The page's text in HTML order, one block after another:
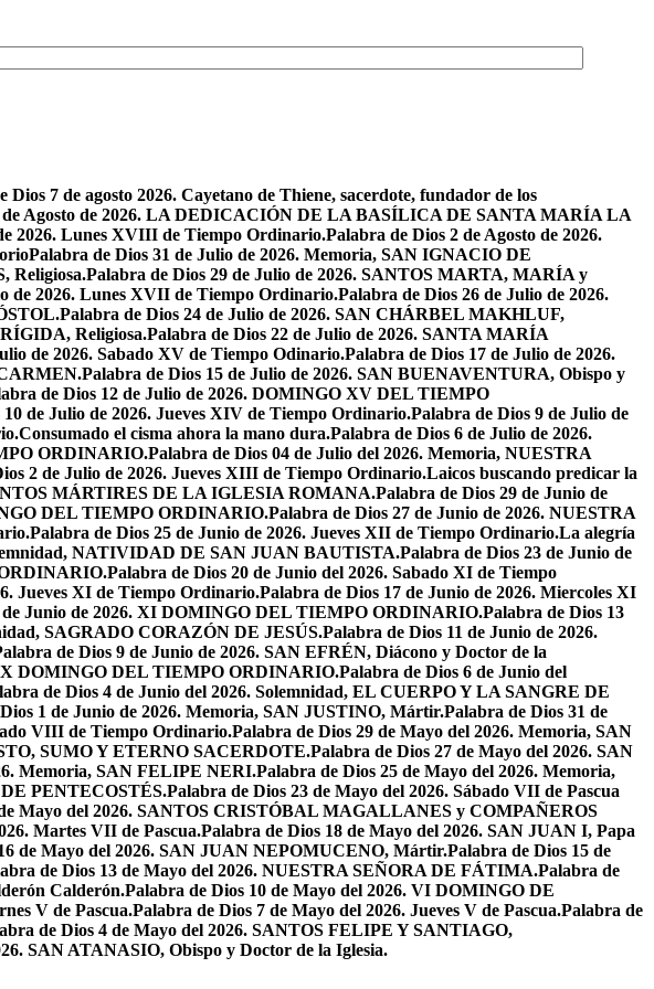
Dios 7 de agosto 2026. Cayetano de Thiene, sacerdote, fundador de los
de Agosto de 2026. LA DEDICACIÓN DE LA BASÍLICA DE SANTA MARÍA LA
2026. Lunes XVIII de Tiempo Ordinario.Palabra de Dios 2 de Agosto de 2026.
Palabra de Dios 31 de Julio de 2026. Memoria, SAN IGNACIO DE
Religiosa.Palabra de Dios 29 de Julio de 2026. SANTOS MARTA, MARÍA y
de 2026. Lunes XVII de Tiempo Ordinario.Palabra de Dios 26 de Julio de 2026.
Palabra de Dios 24 de Julio de 2026. SAN CHÁRBEL MAKHLUF,
Religiosa.Palabra de Dios 22 de Julio de 2026. SANTA MARÍA
de 2026. Sabado XV de Tiempo Odinario.Palabra de Dios 17 de Julio de 2026.
Palabra de Dios 15 de Julio de 2026. SAN BUENAVENTURA, Obispo y
de Dios 12 de Julio de 2026. DOMINGO XV DEL TIEMPO
de Julio de 2026. Jueves XIV de Tiempo Ordinario.Palabra de Dios 9 de Julio de
Consumado el cisma ahora la mano dura.Palabra de Dios 6 de Julio de 2026.
ORDINARIO.Palabra de Dios 04 de Julio del 2026. Memoria, NUESTRA
2 de Julio de 2026. Jueves XIII de Tiempo Ordinario.Laicos buscando predicar la
MÁRTIRES DE LA IGLESIA ROMANA.Palabra de Dios 29 de Junio de
DEL TIEMPO ORDINARIO.Palabra de Dios 27 de Junio de 2026. NUESTRA
Palabra de Dios 25 de Junio de 2026. Jueves XII de Tiempo Ordinario.La alegría
NATIVIDAD DE SAN JUAN BAUTISTA.Palabra de Dios 23 de Junio de
Palabra de Dios 20 de Junio del 2026. Sabado XI de Tiempo
Jueves XI de Tiempo Ordinario.Palabra de Dios 17 de Junio de 2026. Miercoles XI
de Junio de 2026. XI DOMINGO DEL TIEMPO ORDINARIO.Palabra de Dios 13
SAGRADO CORAZÓN DE JESÚS.Palabra de Dios 11 de Junio de 2026.
de Dios 9 de Junio de 2026. SAN EFRÉN, Diácono y Doctor de la
X DOMINGO DEL TIEMPO ORDINARIO.Palabra de Dios 6 de Junio del
de Dios 4 de Junio del 2026. Solemnidad, EL CUERPO Y LA SANGRE DE
1 de Junio de 2026. Memoria, SAN JUSTINO, Mártir.Palabra de Dios 31 de
VIII de Tiempo Ordinario.Palabra de Dios 29 de Mayo del 2026. Memoria, SAN
SUMO Y ETERNO SACERDOTE.Palabra de Dios 27 de Mayo del 2026. SAN
Memoria, SAN FELIPE NERI.Palabra de Dios 25 de Mayo del 2026. Memoria,
PENTECOSTÉS.Palabra de Dios 23 de Mayo del 2026. Sábado VII de Pascua
Mayo del 2026. SANTOS CRISTÓBAL MAGALLANES y COMPAÑEROS
Martes VII de Pascua.Palabra de Dios 18 de Mayo del 2026. SAN JUAN I, Papa
de Mayo del 2026. SAN JUAN NEPOMUCENO, Mártir.Palabra de Dios 15 de
de Dios 13 de Mayo del 2026. NUESTRA SEÑORA DE FÁTIMA.Palabra de
Calderón.Palabra de Dios 10 de Mayo del 2026. VI DOMINGO DE
V de Pascua.Palabra de Dios 7 de Mayo del 2026. Jueves V de Pascua.Palabra de
de Dios 4 de Mayo del 2026. SANTOS FELIPE Y SANTIAGO,
SAN ATANASIO, Obispo y Doctor de la Iglesia.